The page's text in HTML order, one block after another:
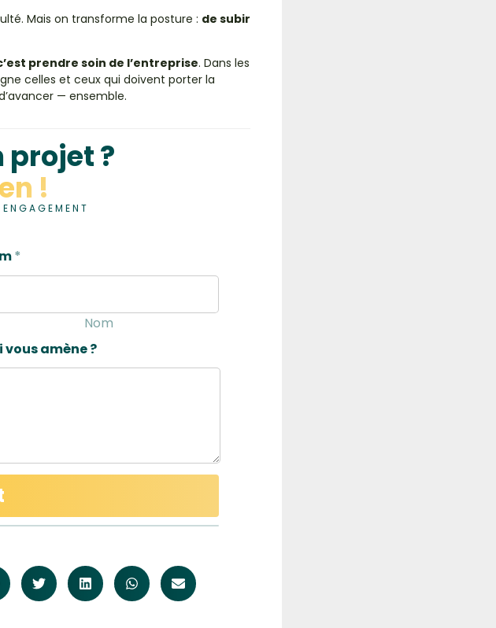
Mais on transforme la posture : de subir
prendre soin de l’entreprise. Dans les
celles et ceux qui doivent porter la
— ensemble.
projet ?
!
*
Nom
vous amène ?